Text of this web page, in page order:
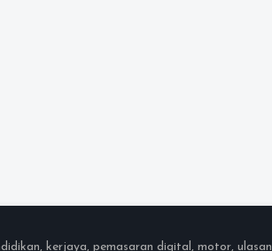
kerjaya, pemasaran digital, motor, ulasan